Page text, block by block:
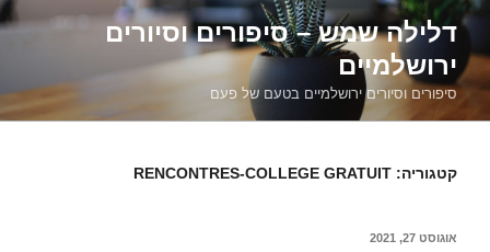
דילוג
לתוכןדלילה שמש – סיפורים וסיורים
ירושלמיים
סיפורים וסיורים ירושלמיים בטעם של פעם
קטגוריה: RENCONTRES-COLLEGE GRATUIT
פורסם
אוגוסט 27, 2021